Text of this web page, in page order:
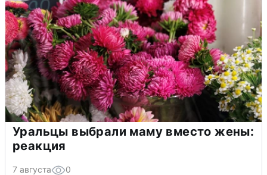
Уральцы выбрали маму вместо жены:
реакция
7 августа 0